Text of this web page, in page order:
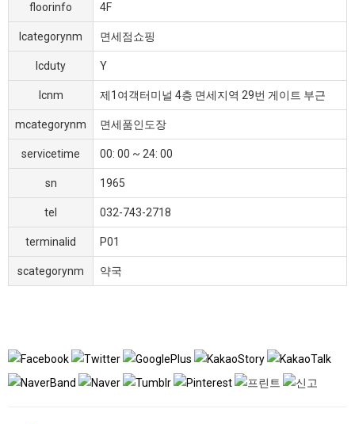
floorinfo 4F
lcategorynm 면세점쇼핑
lcduty Y
lcnm 제1여객터미널 4층 면세지역 29번 게이트 부근
mcategorynm 면세품인도장
servicetime 00: 00 ~ 24: 00
sn 1965
tel 032-743-2718
terminalid P01
scategorynm 약국